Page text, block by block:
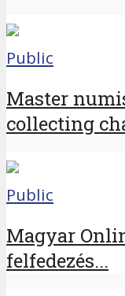
Public
Master
collecting
Public
Magyar
felfedezés...